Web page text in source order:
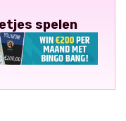
spelen